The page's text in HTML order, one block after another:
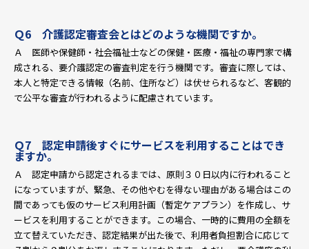
Ｑ6 介護認定審査会とはどのような機関ですか。
Ａ 医師や保健師・社会福祉士などの保健・医療・福祉の専門家で構
成される、要介護認定の審査判定を行う機関です。審査に際しては、
本人と特定できる情報（名前、住所など）は伏せられるなど、客観的
で公平な審査が行われるように配慮されています。
Ｑ7 認定申請後すぐにサービスを利用することはでき
ますか。
Ａ 認定申請から認定されるまでは、原則３０日以内に行われること
になっていますが、緊急、その他やむを得ない理由がある場合はこの
間であっても仮のサービス利用計画（暫定ケアプラン）を作成し、サ
ービスを利用することができます。この場合、一時的に費用の全額を
立て替えていただき、認定結果が出た後で、利用者負担割合に応じて